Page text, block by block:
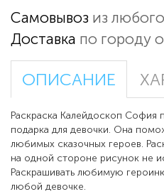
Самовывоз из
Доставка по городу
ОПИСАНИЕ
Раскраска Калейдоскоп София
подарка для девочки. Она
любимых сказочных героев.
на одной стороне рисунок не
Раскрашивать любимую
любой девочке.